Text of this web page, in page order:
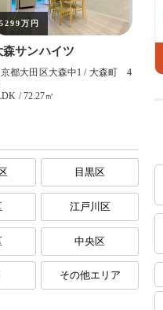
目黒区
江戸川区
中央区
その他エリア